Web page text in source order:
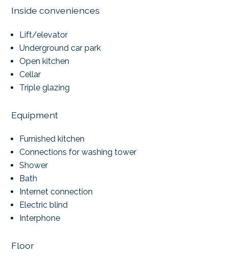
Inside conveniences
Lift/elevator
Underground car park
Open kitchen
Cellar
Triple glazing
Equipment
Furnished kitchen
Connections for washing tower
Shower
Bath
Internet connection
Electric blind
Interphone
Floor